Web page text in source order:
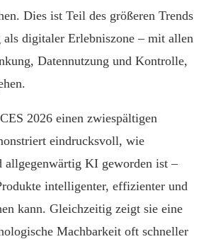
Dies ist Teil des größeren Trends
als digitaler Erlebniszone – mit allen
Datennutzung und Kontrolle,
2026 einen zwiespältigen
eindrucksvoll, wie
allgegenwärtig KI geworden ist –
intelligenter, effizienter und
kann. Gleichzeitig zeigt sie eine
Machbarkeit oft schneller